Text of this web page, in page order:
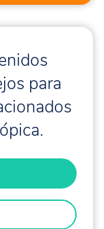
para